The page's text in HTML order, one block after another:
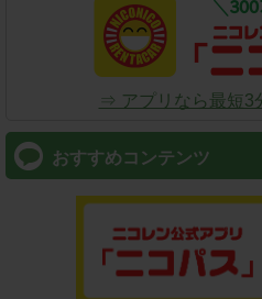
⇒ アプリなら最短3
おすすめコンテンツ